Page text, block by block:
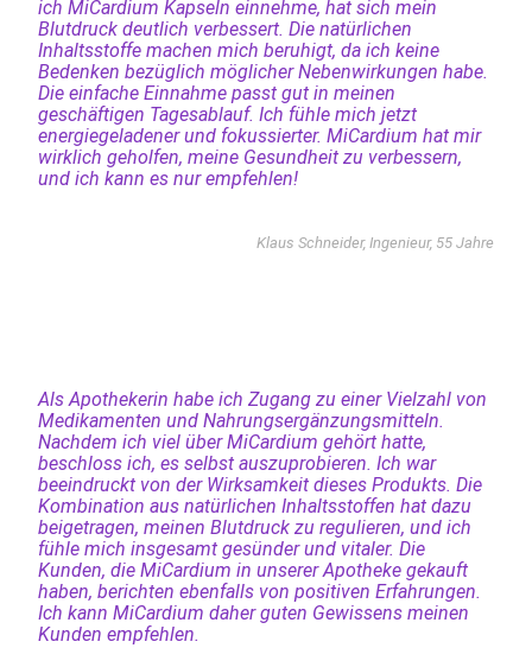
ich MiCardium Kapseln einnehme, hat sich mein
Blutdruck deutlich verbessert. Die natürlichen
Inhaltsstoffe machen mich beruhigt, da ich keine
Bedenken bezüglich möglicher Nebenwirkungen habe.
Die einfache Einnahme passt gut in meinen
geschäftigen Tagesablauf. Ich fühle mich jetzt
energiegeladener und fokussierter. MiCardium hat mir
wirklich geholfen, meine Gesundheit zu verbessern,
und ich kann es nur empfehlen!
Klaus Schneider, Ingenieur, 55 Jahre
Als Apothekerin habe ich Zugang zu einer Vielzahl von
Medikamenten und Nahrungsergänzungsmitteln.
Nachdem ich viel über MiCardium gehört hatte,
beschloss ich, es selbst auszuprobieren. Ich war
beeindruckt von der Wirksamkeit dieses Produkts. Die
Kombination aus natürlichen Inhaltsstoffen hat dazu
beigetragen, meinen Blutdruck zu regulieren, und ich
fühle mich insgesamt gesünder und vitaler. Die
Kunden, die MiCardium in unserer Apotheke gekauft
haben, berichten ebenfalls von positiven Erfahrungen.
Ich kann MiCardium daher guten Gewissens meinen
Kunden empfehlen.